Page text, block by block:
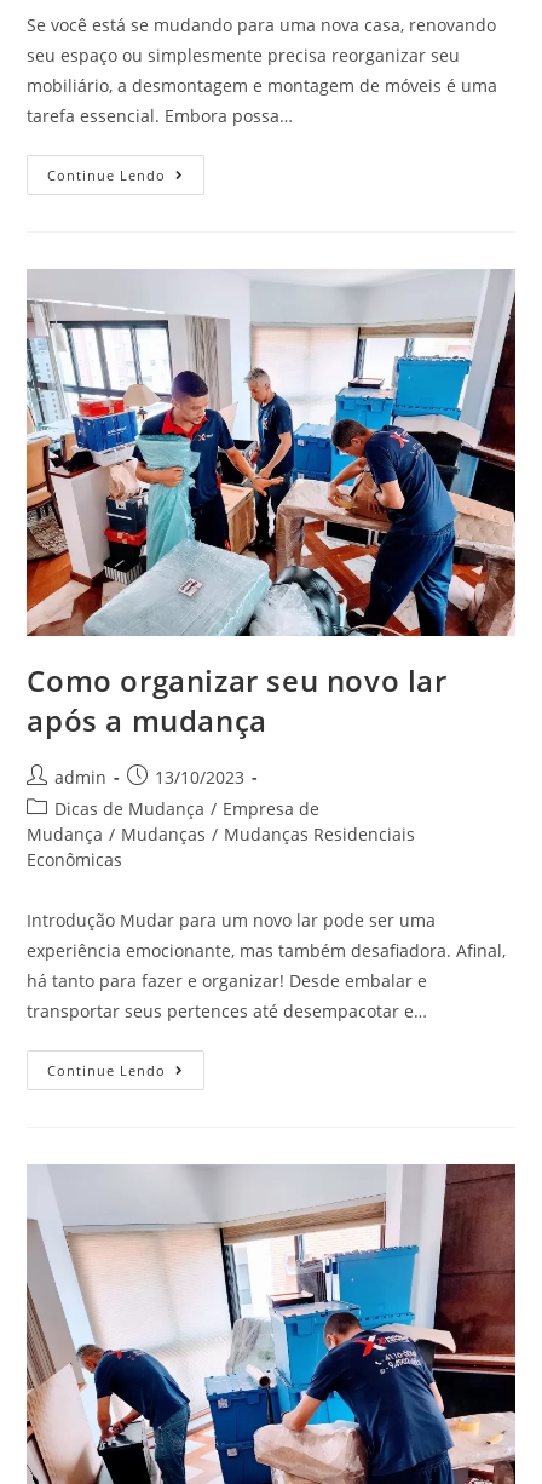
Se você está se mudando para uma nova casa, renovando
seu espaço ou simplesmente precisa reorganizar seu
mobiliário, a desmontagem e montagem de móveis é uma
tarefa essencial. Embora possa…
Continue Lendo
Como organizar seu novo lar
após a mudança
admin
13/10/2023
Dicas de Mudança / Empresa de
Mudança / Mudanças / Mudanças Residenciais
Econômicas
Introdução Mudar para um novo lar pode ser uma
experiência emocionante, mas também desafiadora. Afinal,
há tanto para fazer e organizar! Desde embalar e
transportar seus pertences até desempacotar e…
Continue Lendo